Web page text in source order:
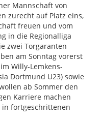
Mannschaft von
zurecht auf Platz eins,
freuen und vom
in die Regionalliga
zwei Torgaranten
am Sonntag vorerst
Willy-Lemkens-
Dortmund U23) sowie
ab Sommer den
Karriere machen
in fortgeschrittenen